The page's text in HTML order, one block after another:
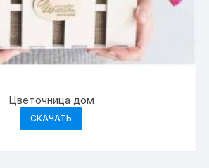
Цветочница дом
СКАЧАТЬ